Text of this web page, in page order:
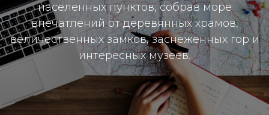
населенных пунктов, собрав море
впечатлений от деревянных храмов,
величественных замков, заснеженных гор и
интересных музеев.